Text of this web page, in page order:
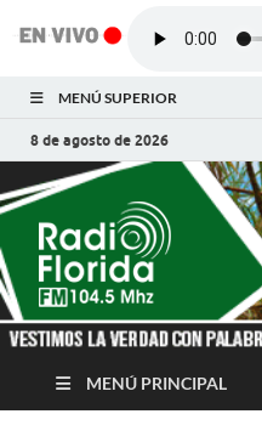
MENÚ SUPERIOR
8 de agosto de 2026
MENÚ PRINCIPAL